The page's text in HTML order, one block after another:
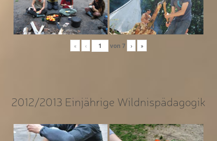
« ‹ von 7 › »
2012/2013 Einjährige Wildnispädagogik